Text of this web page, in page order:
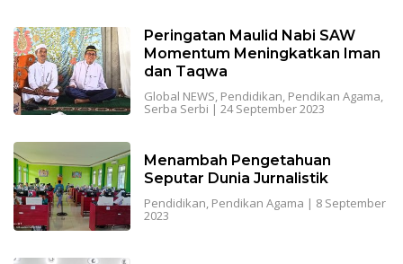
Peringatan Maulid Nabi SAW
Momentum Meningkatkan Iman
dan Taqwa
Global NEWS, Pendidikan, Pendikan Agama,
Serba Serbi | 24 September 2023
Menambah Pengetahuan
Seputar Dunia Jurnalistik
Pendidikan, Pendikan Agama | 8 September
2023